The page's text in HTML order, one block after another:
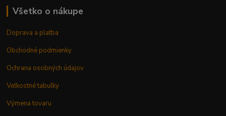
Všetko o nákupe
Doprava a platba
Obchodné podmienky
Ochrana osobných údajov
Veľkostné tabuľky
Výmena tovaru